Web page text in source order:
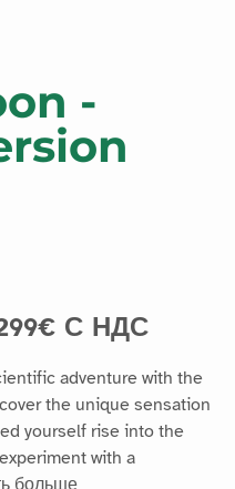
-
С НДС
adventure with the
the unique sensation
yourself rise into the
with a
больше